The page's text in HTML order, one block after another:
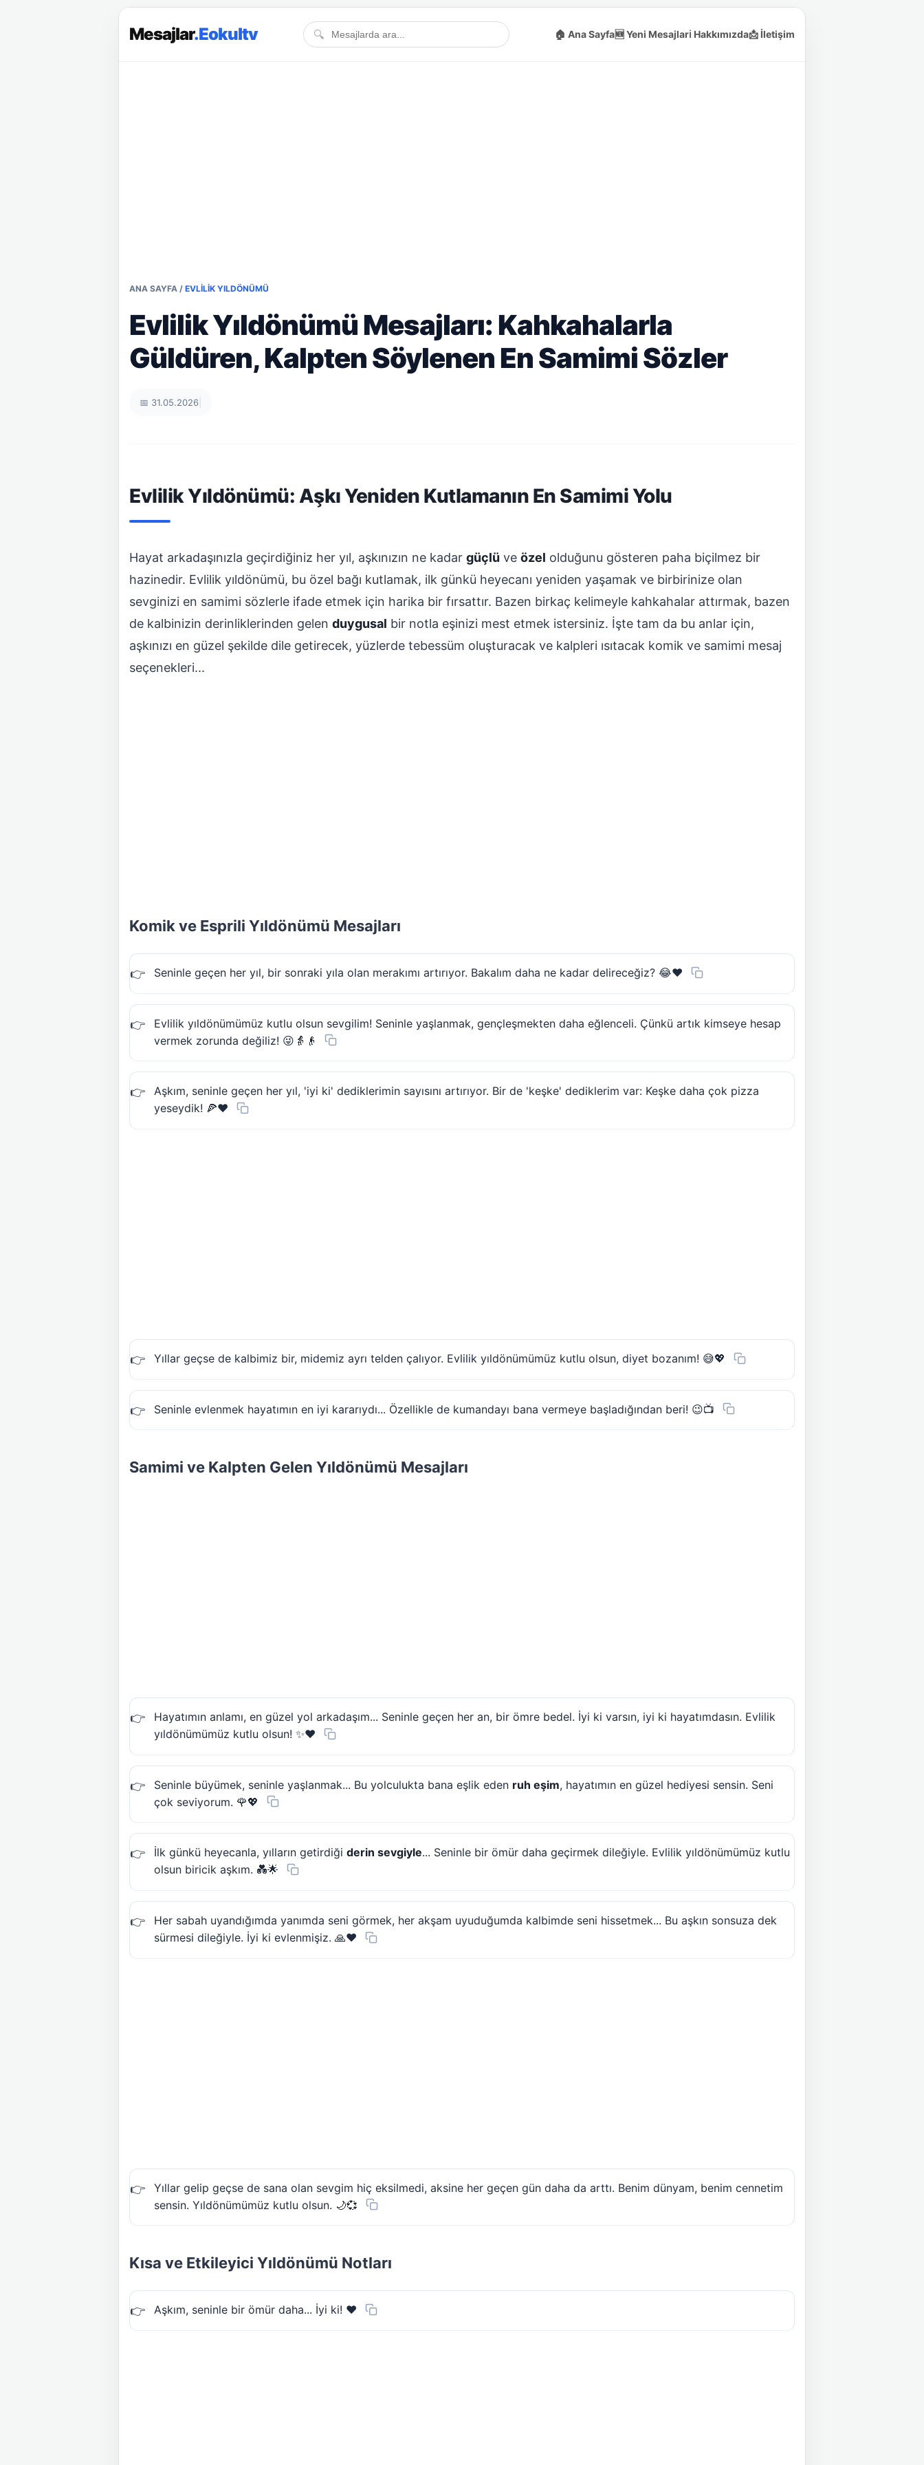
Mesajlar.Eokultv 🔍 🏠 Ana Sayfa🆕 Yeni Mesajlarℹ️ Hakkımızda📩 İletişim
ANA SAYFA / EVLILIK YILDÖNÜMÜ
Evlilik Yıldönümü Mesajları: Kahkahalarla
Güldüren, Kalpten Söylenen En Samimi Sözler
📅 31.05.2026
Evlilik Yıldönümü: Aşkı Yeniden Kutlamanın En Samimi Yolu
Hayat arkadaşınızla geçirdiğiniz her yıl, aşkınızın ne kadar güçlü ve özel olduğunu gösteren paha biçilmez bir
hazinedir. Evlilik yıldönümü, bu özel bağı kutlamak, ilk günkü heyecanı yeniden yaşamak ve birbirinize olan
sevginizi en samimi sözlerle ifade etmek için harika bir fırsattır. Bazen birkaç kelimeyle kahkahalar attırmak, bazen
de kalbinizin derinliklerinden gelen duygusal bir notla eşinizi mest etmek istersiniz. İşte tam da bu anlar için,
aşkınızı en güzel şekilde dile getirecek, yüzlerde tebessüm oluşturacak ve kalpleri ısıtacak komik ve samimi mesaj
seçenekleri...
Komik ve Esprili Yıldönümü Mesajları
Seninle geçen her yıl, bir sonraki yıla olan merakımı artırıyor. Bakalım daha ne kadar delireceğiz? 😂❤️
Evlilik yıldönümümüz kutlu olsun sevgilim! Seninle yaşlanmak, gençleşmekten daha eğlenceli. Çünkü artık kimseye hesap
vermek zorunda değiliz! 😜👵👴
Aşkım, seninle geçen her yıl, 'iyi ki' dediklerimin sayısını artırıyor. Bir de 'keşke' dediklerim var: Keşke daha çok pizza
yeseydik! 🍕❤️
Yıllar geçse de kalbimiz bir, midemiz ayrı telden çalıyor. Evlilik yıldönümümüz kutlu olsun, diyet bozanım! 😅💖
Seninle evlenmek hayatımın en iyi kararıydı... Özellikle de kumandayı bana vermeye başladığından beri! 😉📺
Samimi ve Kalpten Gelen Yıldönümü Mesajları
Hayatımın anlamı, en güzel yol arkadaşım... Seninle geçen her an, bir ömre bedel. İyi ki varsın, iyi ki hayatımdasın. Evlilik
yıldönümümüz kutlu olsun! ✨❤️
Seninle büyümek, seninle yaşlanmak... Bu yolculukta bana eşlik eden ruh eşim, hayatımın en güzel hediyesi sensin. Seni
çok seviyorum. 🌹💖
İlk günkü heyecanla, yılların getirdiği derin sevgiyle... Seninle bir ömür daha geçirmek dileğiyle. Evlilik yıldönümümüz kutlu
olsun biricik aşkım. 💑🌟
Her sabah uyandığımda yanımda seni görmek, her akşam uyuduğumda kalbimde seni hissetmek... Bu aşkın sonsuza dek
sürmesi dileğiyle. İyi ki evlenmişiz. 🙏❤️
Yıllar gelip geçse de sana olan sevgim hiç eksilmedi, aksine her geçen gün daha da arttı. Benim dünyam, benim cennetim
sensin. Yıldönümümüz kutlu olsun. 🌙💞
Kısa ve Etkileyici Yıldönümü Notları
Aşkım, seninle bir ömür daha... İyi ki! ❤️